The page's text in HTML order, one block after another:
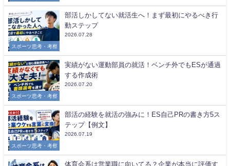
スポーツ思考・考察
部活しかしてない就活生へ！まず最初にやるべき行
動ステップ
2026.07.28
スポーツ思考・考察
実績がない運動部員の就活！ベンチ外でもESが通過
する作成術
2026.07.20
スポーツ思考・考察
部活の経験を就活の強みに！ES自己PRの書き方5ス
テップ【例文】
2026.07.19
体育会系は営業職に向いてる？企業が本当に評価す